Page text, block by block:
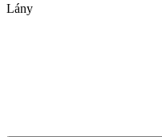
Lány